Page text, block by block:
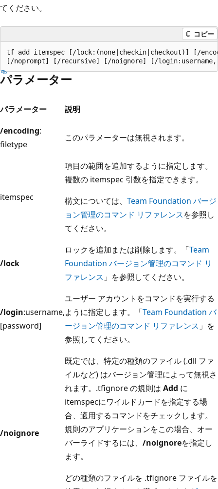
てください。
コピー
tf add itemspec [/lock:(none|checkin|checkout)] [/
パラメーター
パラメーター
説明
/encoding:
filetype
このパラメーターは無視されます。
itemspec
項目の範囲を追加するように指定します。
複数の itemspec 引数を指定できます。
構文については、 Team Foundation バージ
ョン管理のコマンド リファレンスを参照し
てください。
/lock
ロックを追加または削除します。「Team
Foundation バージョン管理のコマンド リ
ファレンス 」を参照してください。
/login:username,
[password]
ユーザー アカウントをコマンドを実行する
ように指定します。「Team Foundation バ
ージョン管理のコマンド リファレンス 」を
参照してください。
/noignore
既定では、特定の種類のファイル (.dll ファ
イルなど) はバージョン管理によって無視さ
れます。.tfignore の規則は Add に
itemspecにワイルドカードを指定する場
合、適用するコマンドをチェックします。
規則のアプリケーションをこの場合、オー
バーライドするには、 /noignoreを指定し
ます。
どの種類のファイルを .tfignore ファイルを